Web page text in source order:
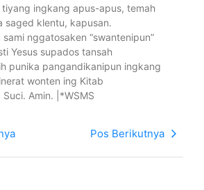
tiyang ingkang apus-apus, temah
saged klentu, kapusan.
nggatosaken “swantenipun”
Yesus supados tansah
punika pangandikanipun ingkang
wonten ing Kitab
Suci. Amin. |*WSMS
Pos Berikutnya